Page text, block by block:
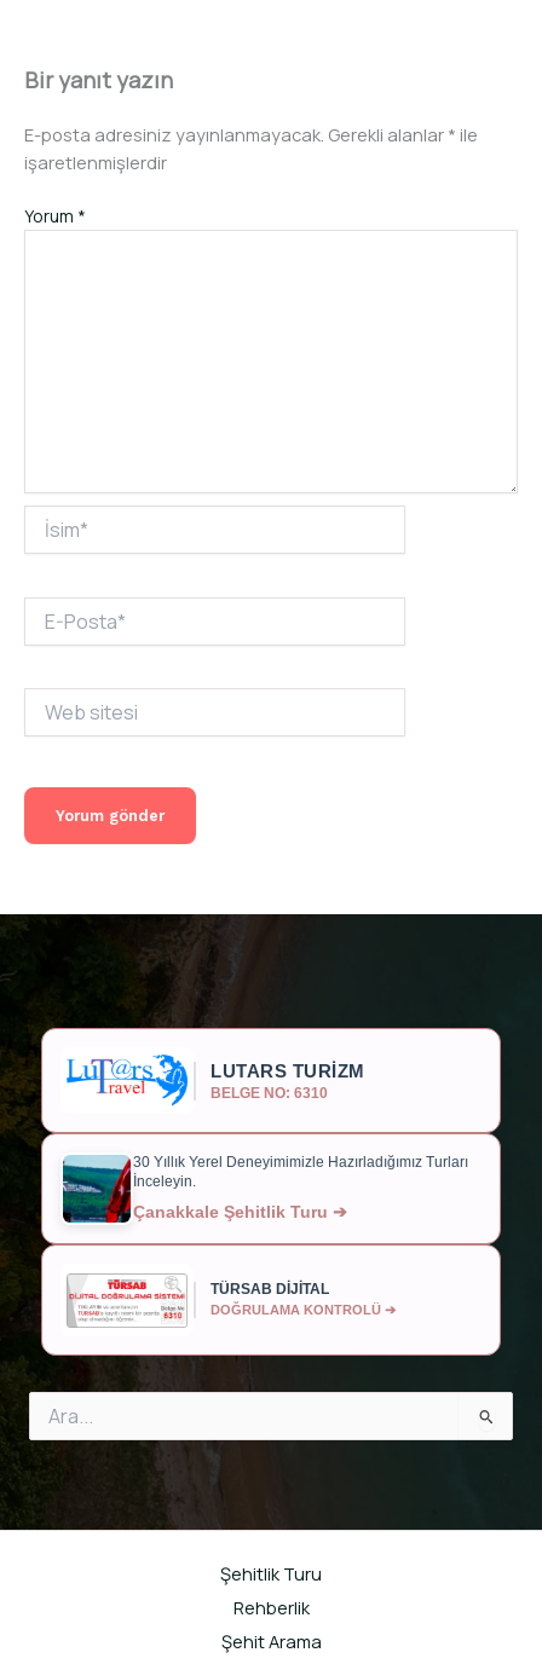
Bir yanıt yazın
E-posta adresiniz yayınlanmayacak. Gerekli alanlar * ile
işaretlenmişlerdir
Yorum *
İsim*
Posta*
sitesi
LUTARS TURİZM
BELGE NO: 6310
30 Yıllık Yerel Deneyimimizle Hazırladığımız Turları
İnceleyin.
Çanakkale Şehitlik Turu ➔
TÜRSAB DİJİTAL
DOĞRULAMA KONTROLÜ ➔
for:
Şehitlik Turu
Rehberlik
Şehit Arama